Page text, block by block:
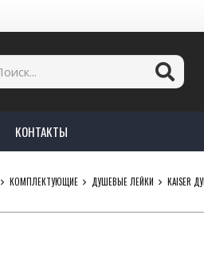
КОНТАКТЫ
КОМПЛЕКТУЮЩИЕ ДУШЕВЫЕ ЛЕЙКИ KAISER